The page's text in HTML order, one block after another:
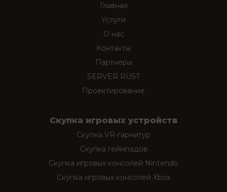
Главная
Услуги
О нас
Контакты
Партнеры
SERVER RUST
Проектирование
Скупка игровых устройств
Скупка VR-гарнитур
Скупка геймпадов
Скупка игровых консолей Nintendo
Скупка игровых консолей Xbox